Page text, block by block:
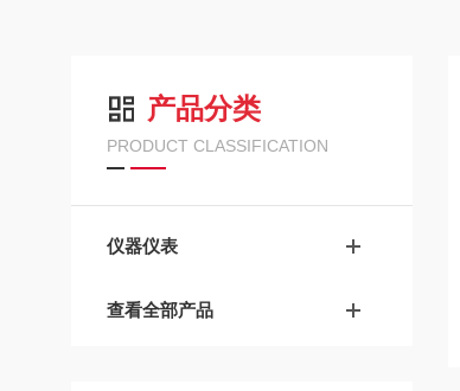
产品分类
PRODUCT CLASSIFICATION
仪器仪表
查看全部产品